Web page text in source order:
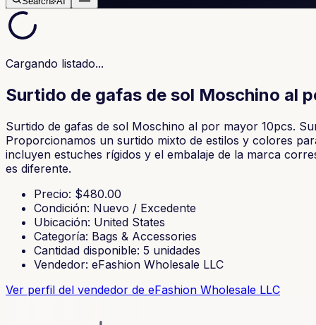
Cargando listado...
Surtido de gafas de sol Moschino al
Surtido de gafas de sol Moschino al por mayor 10pcs.
Proporcionamos un surtido mixto de estilos y colores
incluyen estuches rígidos y el embalaje de la marca
es diferente.
Precio: $480.00
Condición: Nuevo / Excedente
Ubicación: United States
Categoría: Bags & Accessories
Cantidad disponible: 5 unidades
Vendedor: eFashion Wholesale LLC
Ver perfil del vendedor de eFashion Wholesale LLC